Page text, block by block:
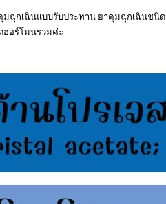
มฉุกเฉินแบบรับประทาน ยาคุมฉุกเฉินช
ฮอร์โมนรวมค่ะ